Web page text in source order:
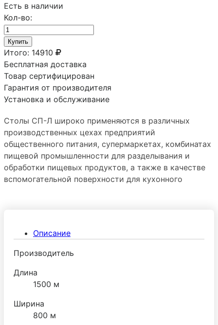
Есть в наличии
Кол-во:
Купить
Итого: 14910
Бесплатная доставка
Товар сертифицирован
Гарантия от производителя
Установка и обслуживание
Столы СП-Л широко применяются в различных
производственных цехах предприятий
общественного питания, супермаркетах, комбинатах
пищевой промышленности для разделывания и
обработки пищевых продуктов, а также в качестве
вспомогательной поверхности для кухонного
Описание
Производитель
Длина
1500 м
Ширина
800 м